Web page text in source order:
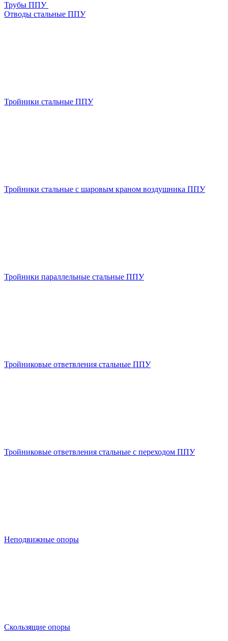
Трубы ППУ
Отводы стальные ППУ
Тройники стальные ППУ
Тройники стальные с шаровым краном воздушника ППУ
Тройники параллельные стальные ППУ
Тройниковые ответвления стальные ППУ
Тройниковые ответвления стальные с переходом ППУ
Неподвижные опоры
Скользящие опоры